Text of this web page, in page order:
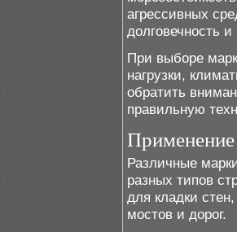
агрессивных
долговечность
При выборе
нагрузки,
обратить
правильную
Различные
разных типов
для кладки
мостов и дорог.